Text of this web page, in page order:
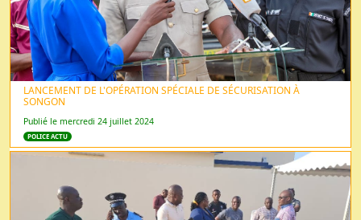
LANCEMENT DE L'OPÉRATION SPÉCIALE DE SÉCURISATION À
SONGON
Publié le mercredi 24 juillet 2024
POLICE ACTU